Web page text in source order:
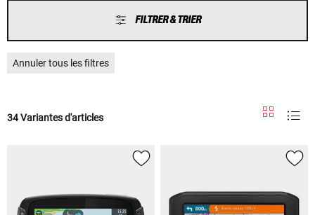
FILTRER & TRIER
Annuler tous les filtres
34 Variantes d'articles